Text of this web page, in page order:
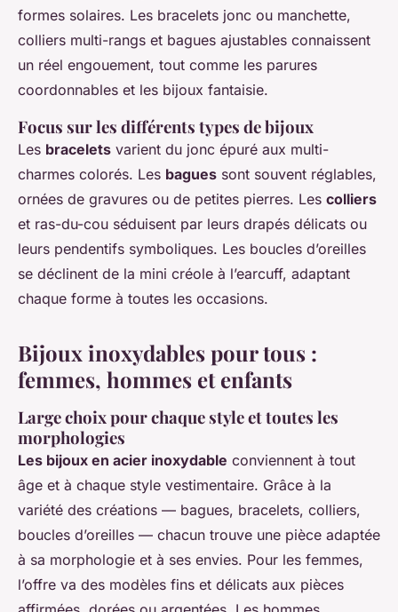
formes solaires. Les bracelets jonc ou manchette,
colliers multi-rangs et bagues ajustables connaissent
un réel engouement, tout comme les parures
coordonnables et les bijoux fantaisie.
Focus sur les différents types de bijoux
Les bracelets varient du jonc épuré aux multi-
charmes colorés. Les bagues sont souvent réglables,
ornées de gravures ou de petites pierres. Les colliers
et ras-du-cou séduisent par leurs drapés délicats ou
leurs pendentifs symboliques. Les boucles d’oreilles
se déclinent de la mini créole à l’earcuff, adaptant
chaque forme à toutes les occasions.
Bijoux inoxydables pour tous :
femmes, hommes et enfants
Large choix pour chaque style et toutes les
morphologies
Les bijoux en acier inoxydable conviennent à tout
âge et à chaque style vestimentaire. Grâce à la
variété des créations — bagues, bracelets, colliers,
boucles d’oreilles — chacun trouve une pièce adaptée
à sa morphologie et à ses envies. Pour les femmes,
l’offre va des modèles fins et délicats aux pièces